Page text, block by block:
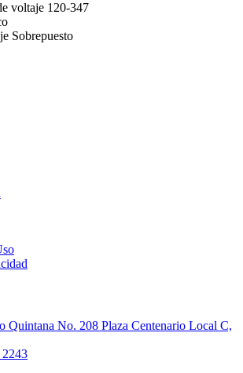
voltaje 120-347
Sobrepuesto
Quintana No. 208 Plaza Centenario Local C,